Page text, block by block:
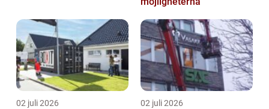
02 juli 2026 02 juli 2026